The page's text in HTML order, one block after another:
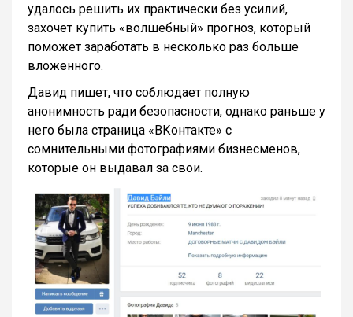
удалось решить их практически без усилий,
захочет купить «волшебный» прогноз, который
поможет заработать в несколько раз больше
вложенного.
Давид пишет, что соблюдает полную
анонимность ради безопасности, однако раньше у
него была страница «ВКонтакте» с
сомнительными фотографиями бизнесменов,
которые он выдавал за свои.